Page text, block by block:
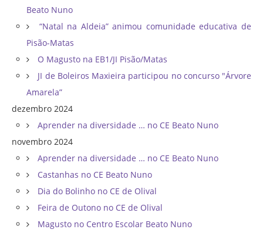
Beato Nuno
“Natal na Aldeia” animou comunidade educativa de
Pisão-Matas
O Magusto na EB1/JI Pisão/Matas
JI de Boleiros Maxieira participou no concurso "Árvore
Amarela”
dezembro 2024
Aprender na diversidade … no CE Beato Nuno
novembro 2024
Aprender na diversidade … no CE Beato Nuno
Castanhas no CE Beato Nuno
Dia do Bolinho no CE de Olival
Feira de Outono no CE de Olival
Magusto no Centro Escolar Beato Nuno